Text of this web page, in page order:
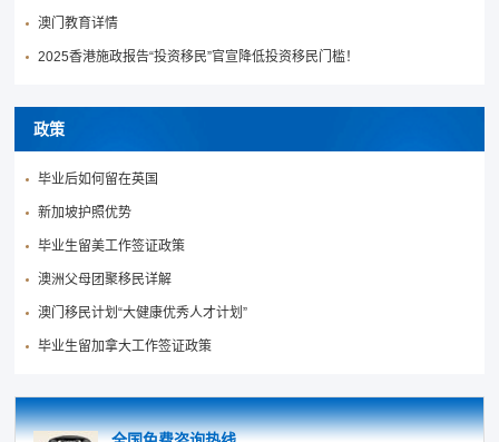
澳门教育详情
2025香港施政报告“投资移民”官宣降低投资移民门槛！
政策
毕业后如何留在英国
新加坡护照优势
毕业生留美工作签证政策
澳洲父母团聚移民详解
澳门移民计划“大健康优秀人才计划”
毕业生留加拿大工作签证政策